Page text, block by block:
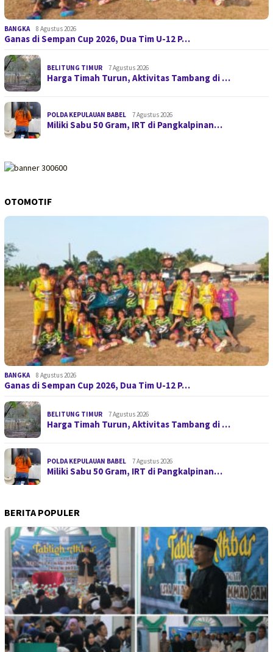
BANGKA 8 Agustus 2026
Ganas di Sempan Cup 2026, Dua Tim U-12 P…
BELITUNG TIMUR 7 Agustus 2026
Harga Timah Turun, Aktivitas Tambang di …
POLDA KEPULAUAN BABEL 7 Agustus 2026
Miliki Sabu 50 Gram, IRT di Pangkalpinan…
OTOMOTIF
BANGKA 8 Agustus 2026
Ganas di Sempan Cup 2026, Dua Tim U-12 P…
BELITUNG TIMUR 7 Agustus 2026
Harga Timah Turun, Aktivitas Tambang di …
POLDA KEPULAUAN BABEL 7 Agustus 2026
Miliki Sabu 50 Gram, IRT di Pangkalpinan…
BERITA POPULER